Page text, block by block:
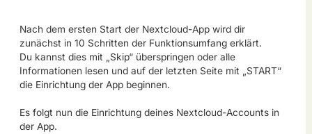
Nach dem ersten Start der Nextcloud-App wird dir
zunächst in 10 Schritten der Funktionsumfang erklärt.
Du kannst dies mit „Skip“ überspringen oder alle
Informationen lesen und auf der letzten Seite mit „START“
die Einrichtung der App beginnen.
Es folgt nun die Einrichtung deines Nextcloud-Accounts in
der App.